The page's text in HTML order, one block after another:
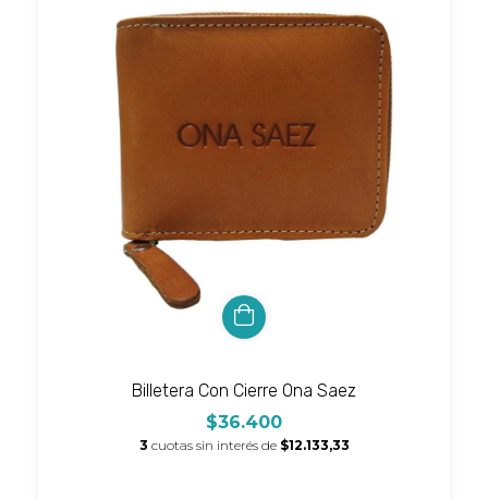
Billetera Con Cierre Ona Saez
$36.400
3 cuotas sin interés de $12.133,33